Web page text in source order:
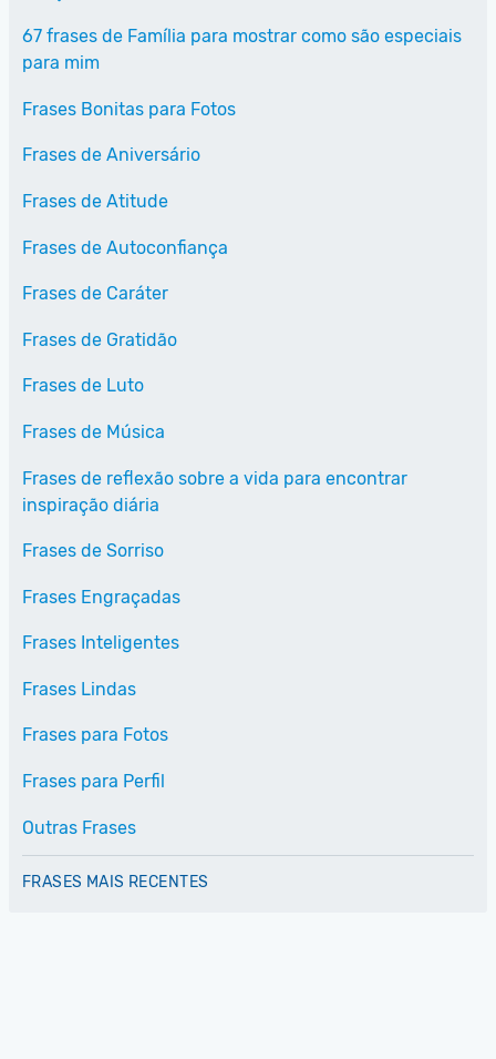
67 frases de Família para mostrar como são especiais
para mim
Frases Bonitas para Fotos
Frases de Aniversário
Frases de Atitude
Frases de Autoconfiança
Frases de Caráter
Frases de Gratidão
Frases de Luto
Frases de Música
Frases de reflexão sobre a vida para encontrar
inspiração diária
Frases de Sorriso
Frases Engraçadas
Frases Inteligentes
Frases Lindas
Frases para Fotos
Frases para Perfil
Outras Frases
FRASES MAIS RECENTES